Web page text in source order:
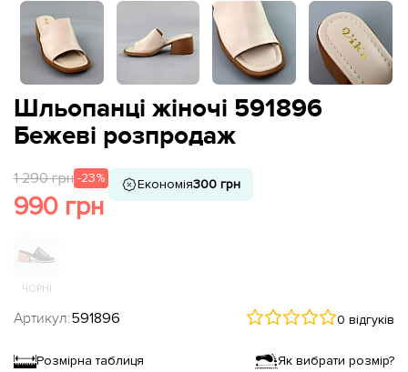
Шльопанці жіночі 591896
Бежеві розпродаж
1 290 грн -23%
990 грн
Економія300 грн
ЧОРНІ
Артикул:591896 0 відгуків
Розмірна таблиця Як вибрати розмір?